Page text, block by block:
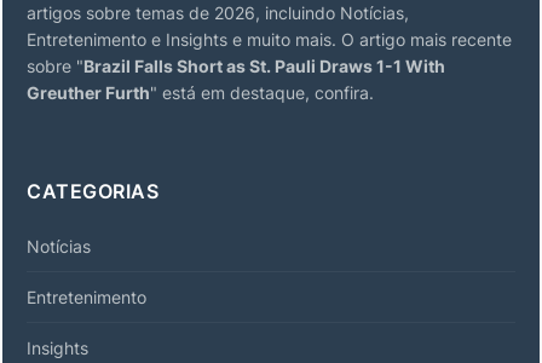
artigos sobre temas de 2026, incluindo Notícias,
Entretenimento e Insights e muito mais. O artigo mais recente
sobre "Brazil Falls Short as St. Pauli Draws 1-1 With
Greuther Furth" está em destaque, confira.
CATEGORIAS
Notícias
Entretenimento
Insights